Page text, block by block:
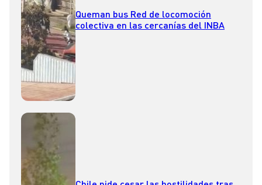
Queman bus Red de locomoción
colectiva en las cercanías del INBA